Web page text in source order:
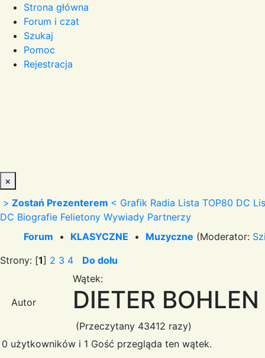
Strona główna
Forum i czat
Szukaj
Pomoc
Rejestracja
×
> Zostań Prezenterem < Grafik Radia Lista TOP80 DC
DC Biografie Felietony Wywiady Partnerzy
Forum • KLASYCZNE • Muzyczne (Moderator:
Strony: [1] 2 3 4 Do dołu
Autor
Wątek:
DIETER
(Przeczytany 43412 razy)
0 użytkowników i 1 Gość przegląda ten wątek.